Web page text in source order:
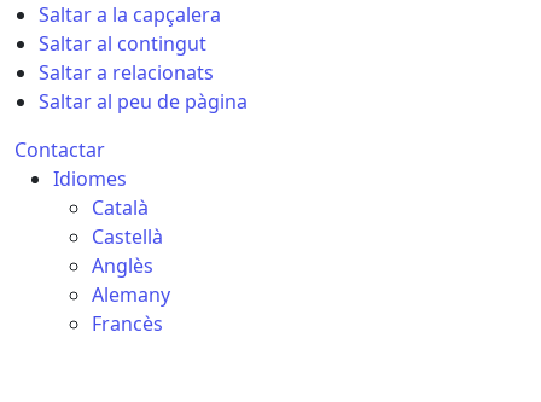
Saltar a la capçalera
Saltar al contingut
Saltar a relacionats
Saltar al peu de pàgina
Contactar
Idiomes
Català
Castellà
Anglès
Alemany
Francès